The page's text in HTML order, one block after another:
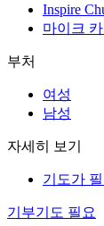
Inspire
마이크
부처
여성
남성
자세히 보기
기도가
기부기도 필요